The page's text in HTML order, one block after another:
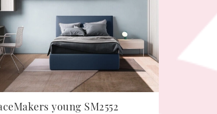
young SM2552